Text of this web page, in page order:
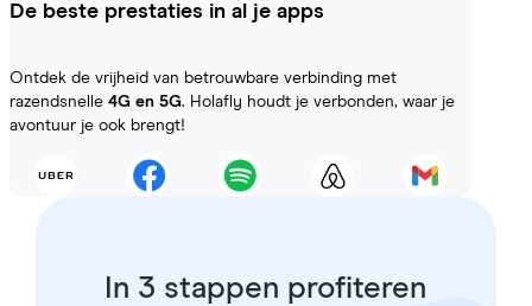
De beste prestaties in al je apps
Ontdek de vrijheid van betrouwbare verbinding met
razendsnelle 4G en 5G. Holafly houdt je verbonden, waar je
avontuur je ook brengt!
In 3 stappen profiteren